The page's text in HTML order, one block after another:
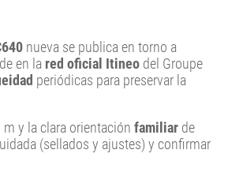
nueva se publica en torno a
en la red oficial Itineo del Groupe
periódicas para preservar la
y la clara orientación familiar de
(sellados y ajustes) y confirmar